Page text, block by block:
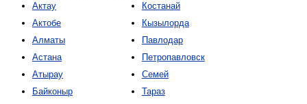
Актау
Актобе
Алматы
Астана
Атырау
Байконыр
Костанай
Кызылорда
Павлодар
Петропавловск
Семей
Тараз